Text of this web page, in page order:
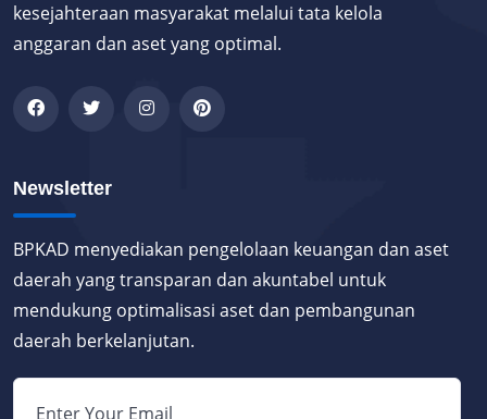
kesejahteraan masyarakat melalui tata kelola
anggaran dan aset yang optimal.
Newsletter
BPKAD menyediakan pengelolaan keuangan dan aset
daerah yang transparan dan akuntabel untuk
mendukung optimalisasi aset dan pembangunan
daerah berkelanjutan.